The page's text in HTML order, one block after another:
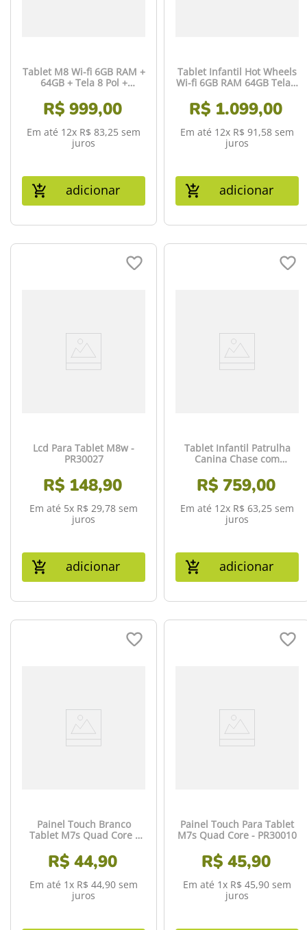
Tablet M8 Wi-fi 6GB RAM +
64GB + Tela 8 Pol +
Multi - NB426
R$ 999,00
Em até 12x R$ 83,25 sem
juros
adicionar
Tablet Infantil Hot Wheels
Wi-fi 6GB RAM 64GB Tela 8
Multi - NB435
R$ 1.099,00
Em até 12x R$ 91 ,58 sem
juros
adicionar
Lcd Para Tablet M8w -
PR30027
R$ 148,90
Em até 5x R$ 29,78 sem
juros
adicionar
Tablet Infantil Patrulha
Canina Chase com
RAM + 64GB + Tela 7 pol +
Case + Wi-fi + Android 13 +
Quad Core Multi - NB421
R$ 759,00
Em até 12x R$ 63,25 sem
juros
adicionar
Painel Touch Branco
Tablet M7s Quad Core -
R$ 44,90
Em até 1x R$ 44,90 sem
juros
Painel Touch Para Tablet
M7s Quad Core - PR30010
R$ 45,90
Em até 1x R$ 45,90 sem
juros